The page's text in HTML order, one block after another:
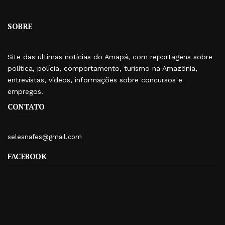
SOBRE
Site das últimas notícias do Amapá, com reportagens sobre
política, polícia, comportamento, turismo na Amazônia,
entrevistas, vídeos, informações sobre concursos e
empregos.
CONTATO
selesnafes@gmail.com
FACEBOOK